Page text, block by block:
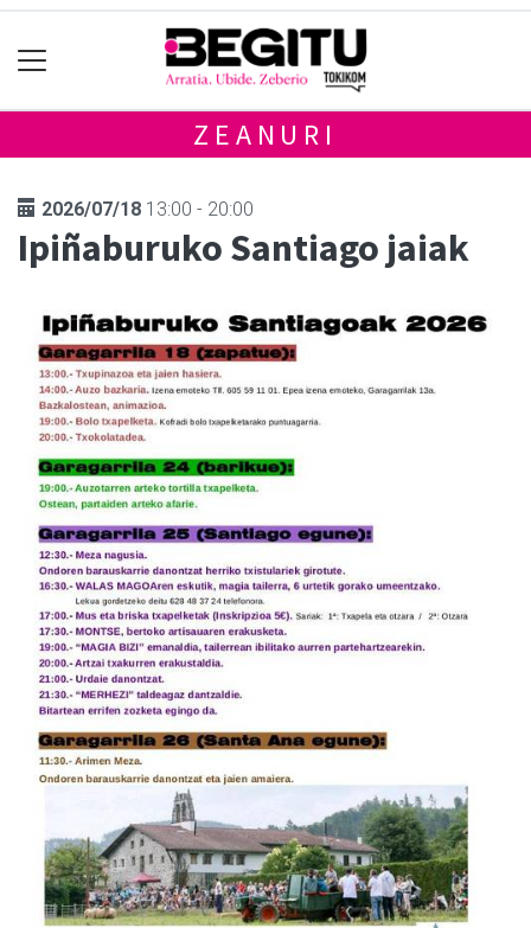
ZEANURI
2026/07/18 13:00 - 20:00
Ipiñaburuko Santiago jaiak